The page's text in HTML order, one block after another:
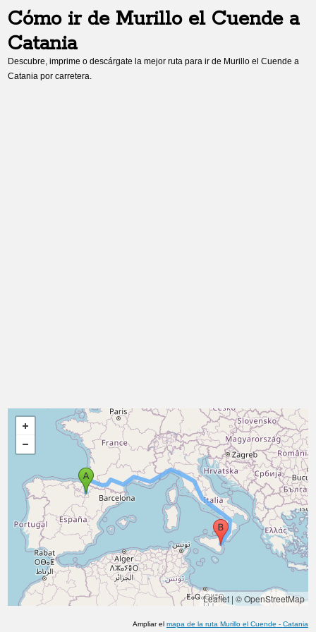
Cómo ir de Murillo el Cuendea
Catania
Descubre, imprime o descárgate la mejor ruta para ir de Murillo el Cuende a
Catania por carretera.
Leaflet| © OpenStreetMap
Ampliar el mapa de la ruta Murillo el Cuende - Catania